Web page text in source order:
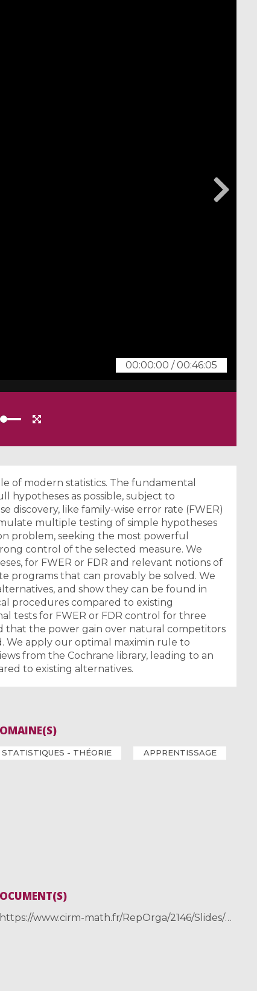
00:00:00 /00:46:05
of modern statistics. The fundamental
hypotheses as possible, subject to
discovery, like family-wise error rate (FWER)
multiple testing of simple hypotheses
problem, seeking the most powerful
control of the selected measure. We
for FWER or FDR and relevant notions of
programs that can provably be solved. We
and show they can be found in
procedures compared to existing
tests for FWER or FDR control for three
that the power gain over natural competitors
We apply our optimal maximin rule to
from the Cochrane library, leading to an
to existing alternatives.
STATISTIQUES - THÉORIE APPRENTISSAGE
https://www.cirm-math.fr/RepOrga/2146/Slides/Rosset.pdf